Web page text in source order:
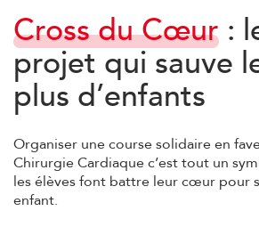
Cross du Cœur :
projet qui sauve
plus d’enfants
Organiser unecourse solidaireen
Chirurgie Cardiaque c’est tout un
les élèves font battre leur cœur pour
enfant.